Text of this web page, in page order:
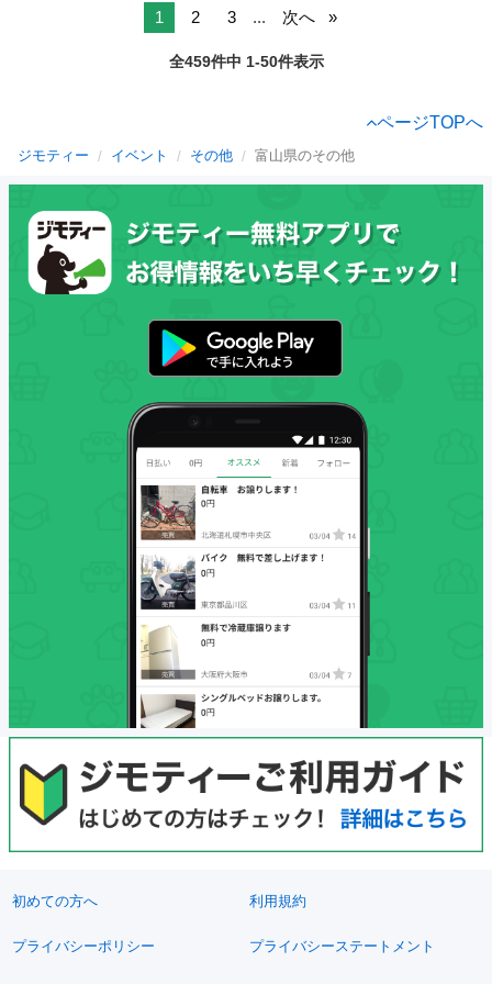
1 2 3 ... 次へ
全459件中 1-50件表示
ページTOPへ
ジモティー イベント その他 富山県のその他
初めての方へ 利用規約
プライバシーポリシー プライバシーステートメント